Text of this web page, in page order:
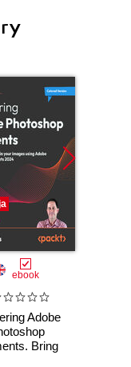
ebook
Adobe
Bring